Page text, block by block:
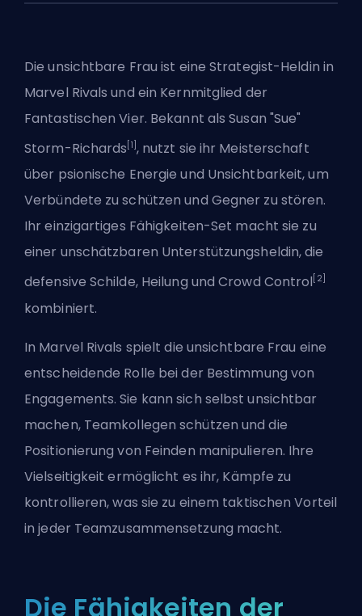
Die unsichtbare Frau ist eineStrategist-Heldin in
Marvel Rivals und ein Kernmitglied der
Fantastischen Vier. Bekannt als Susan "Sue"
Storm-Richards [1] , nutzt sie ihr Meisterschaft
über psionische Energie und Unsichtbarkeit, um
Verbündete zu schützen und Gegner zu stören.
Ihr einzigartiges Fähigkeiten-Set macht sie zu
einer unschätzbaren Unterstützungsheldin, die
defensive Schilde, Heilung und Crowd Control [2]
kombiniert.
In Marvel Rivals spielt die unsichtbare Frau eine
entscheidende Rolle bei der Bestimmung von
Engagements. Sie kann sich selbst unsichtbar
machen, Teamkollegen schützen und die
Positionierung von Feinden manipulieren. Ihre
Vielseitigkeit ermöglicht es ihr, Kämpfe zu
kontrollieren, was sie zu einem taktischen Vorteil
in jeder Teamzusammensetzung macht.
Die Fähigkeiten der